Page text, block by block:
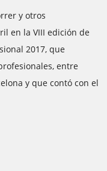
y otros
en la VIII edición de
2017, que
entre
y que contó con el